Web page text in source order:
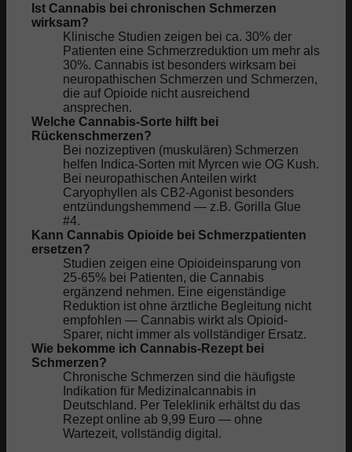
Ist Cannabis bei chronischen Schmerzen
wirksam?
Klinische Studien zeigen bei ca. 30% der
Patienten eine Schmerzreduktion um mehr als
30%. Cannabis ist besonders wirksam bei
neuropathischen Schmerzen und Schmerzen,
die auf Opioide nicht ausreichend
ansprechen.
Welche Cannabis-Sorte hilft bei
Rückenschmerzen?
Bei nozizeptiven (muskulären) Schmerzen
helfen Indica-Sorten mit Myrcen wie OG Kush.
Bei neuropathischen Anteilen wirkt
Caryophyllen als CB2-Agonist besonders
entzündungshemmend — z.B. Gorilla Glue
#4.
Kann Cannabis Opioide bei Schmerzpatienten
ersetzen?
Studien zeigen eine Opioideinsparung von
25-65% bei Patienten, die Cannabis
ergänzend nehmen. Eine eigenständige
Reduktion ist ohne ärztliche Begleitung nicht
empfohlen — Cannabis wirkt als Opioid-
Sparer, nicht immer als vollständiger Ersatz.
Wie bekomme ich Cannabis-Rezept bei
Schmerzen?
Chronische Schmerzen sind die häufigste
Indikation für Medizinalcannabis in
Deutschland. Per Teleklinik erhältst du das
Rezept online ab 9,99 Euro — ohne
Wartezeit, vollständig digital.